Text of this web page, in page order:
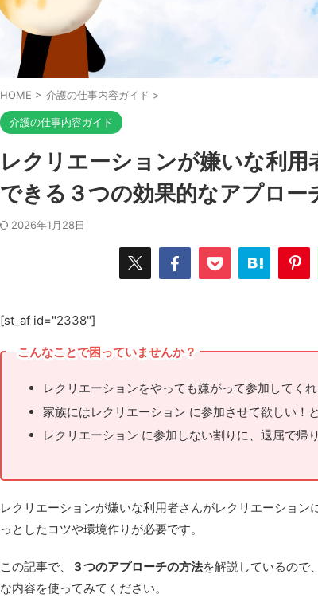
HOME > 介護の仕事内容ガイド >
介護の仕事内容ガイド
レクリエーションが嫌いな利用
できる３つの効果的なアプロー
2026年1月28日
[st_af id="2338"]
こんなことで困っていませんか？
レクリエーションをやっても嫌がって参加してくれ
家族にはレクリエーション に参加させて欲しい！
レクリエーション に参加しない割りに、退屈で帰
レクリエーションが嫌いな利用者さんがレクリエーション
っとしたコツや環境作りが必要です。
この記事で、 ３つのアプローチの方法を解説しているので
な内容を使ってみてください。